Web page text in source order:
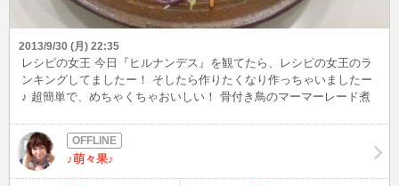
2013/9/30 (月) 22:35
レシピの女王 今日『ヒルナンデス』を観てたら、レシピの女王のラ
ンキングしてましたー！ そしたら作りたくなり作っちゃいましたー
♪ 超簡単で、めちゃくちゃおいしい！ 骨付き鳥のマーマーレード煮
♪萌々果♪